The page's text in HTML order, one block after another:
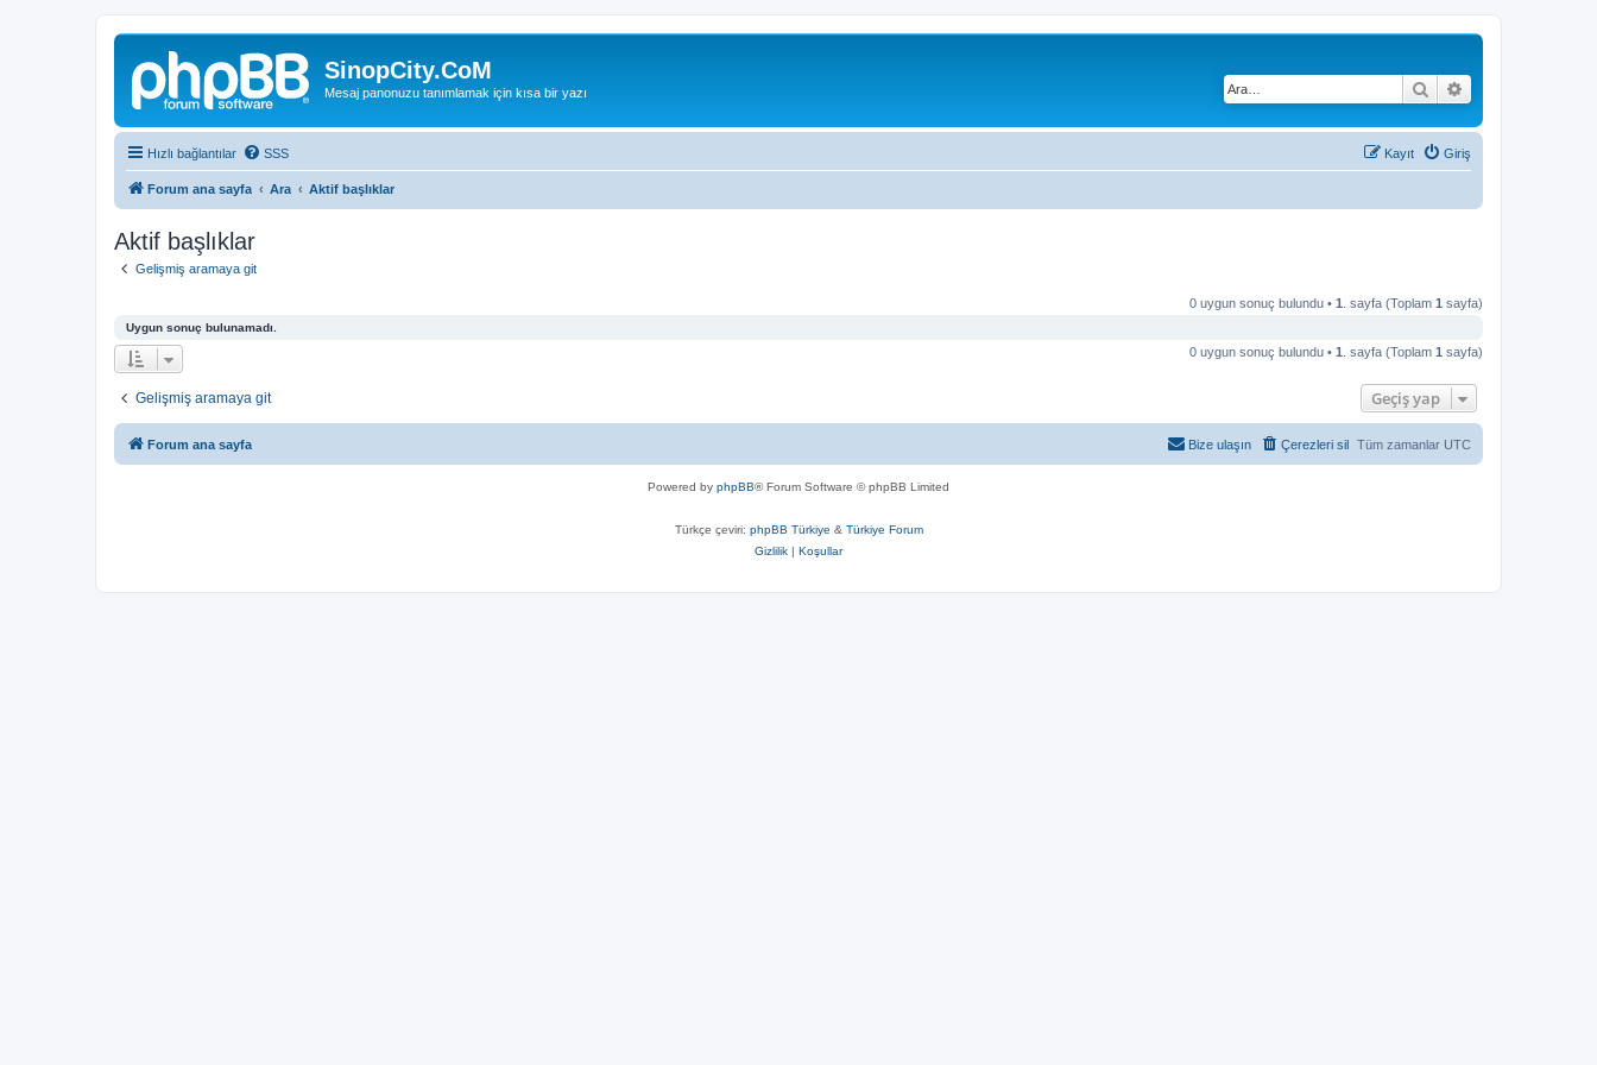
SinopCity.CoM
Mesaj panonuzu tanımlamak için kısa bir yazı Ara
Hızlı bağlantılar SSS Giriş
Kayıt
Forum ana sayfa Ara Aktif başlıklar
Aktif başlıklar
Gelişmiş aramaya git
0 uygun sonuç bulundu • 1 . sayfa (Toplam 1 sayfa)
Uygun sonuç bulunamadı.
0 uygun sonuç bulundu • 1 . sayfa (Toplam 1 sayfa)
Gelişmiş aramaya git Geçiş yap
Forum ana sayfa Tüm zamanlar UTC
Çerezleri sil
Bize ulaşın
Powered by phpBB® Forum Software © phpBB Limited
Türkçe çeviri: phpBB Türkiye & Türkiye Forum
Gizlilik | Koşullar